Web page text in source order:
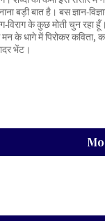
बड़ी बात है। बस ज्ञान-
विराग के कुछ मोती चुन रहा
के धागे में पिरोकर
भेंट।